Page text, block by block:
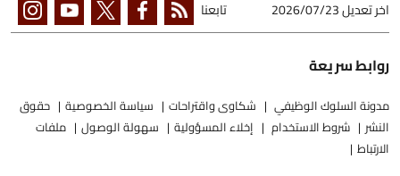
اخر تعديل2026/07/23 تابعنا
روابط سريعة
مدونة السلوك الوظيفي شكاوى واقتراحات سياسة الخصوصية
حقوق
النشر
شروط الاستخدام إخلاء المسؤولية سهولة الوصول
ملفات
الارتباط